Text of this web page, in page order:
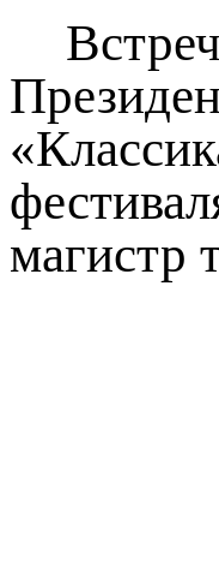
магистр